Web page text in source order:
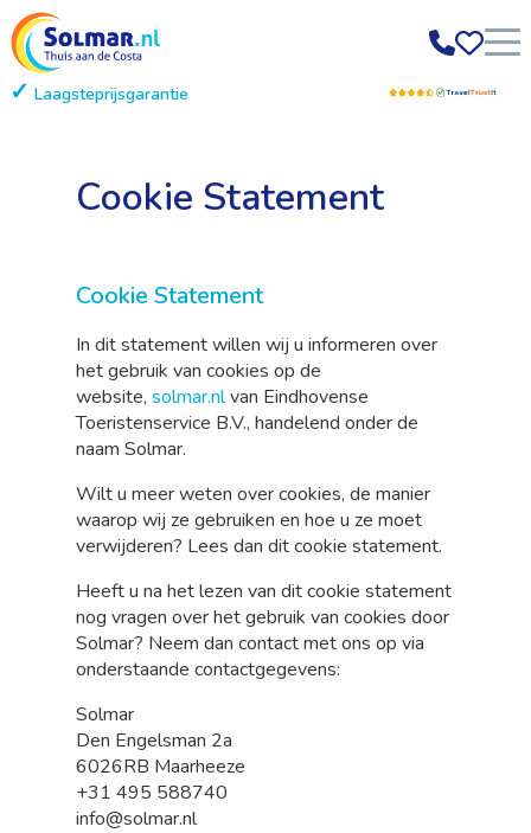
Laagsteprijsgarantie Gratis annuleren
Cookie Statement
Cookie Statement
In dit statement willen wij u informeren over
het gebruik van cookies op de
website, solmar.nlvan Eindhovense
Toeristenservice B.V., handelend onder de
naam Solmar.
Wilt u meer weten over cookies, de manier
waarop wij ze gebruiken en hoe u ze moet
verwijderen? Lees dan dit cookie statement.
Heeft u na het lezen van dit cookie statement
nog vragen over het gebruik van cookies door
Solmar? Neem dan contact met ons op via
onderstaande contactgegevens:
Solmar
Den Engelsman 2a
6026RB Maarheeze
+31 495 588740
info@solmar.nl